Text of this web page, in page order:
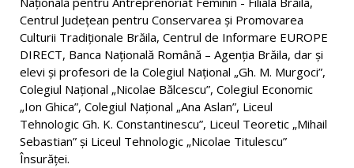
Centrul Județean pentru Conservarea și Promovarea
Culturii Tradiționale Brăila, Centrul de Informare EUROPE
DIRECT, Banca Națională Română – Agenția Brăila, dar și
elevi și profesori de la Colegiul Naţional „Gh. M. Murgoci”,
Colegiul Naţional „Nicolae Bălcescu”, Colegiul Economic
„Ion Ghica”, Colegiul Naţional „Ana Aslan”, Liceul
Tehnologic Gh. K. Constantinescu”, Liceul Teoretic „Mihail
Sebastian” și Liceul Tehnologic „Nicolae Titulescu”
Însurăței.